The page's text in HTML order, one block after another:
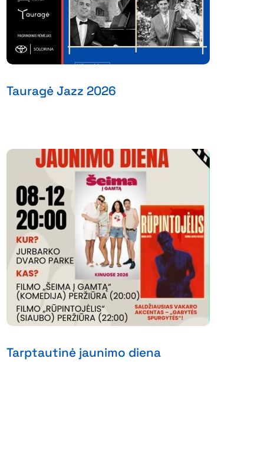
Tauragė Jazz 2026
Tarptautinė jaunimo diena